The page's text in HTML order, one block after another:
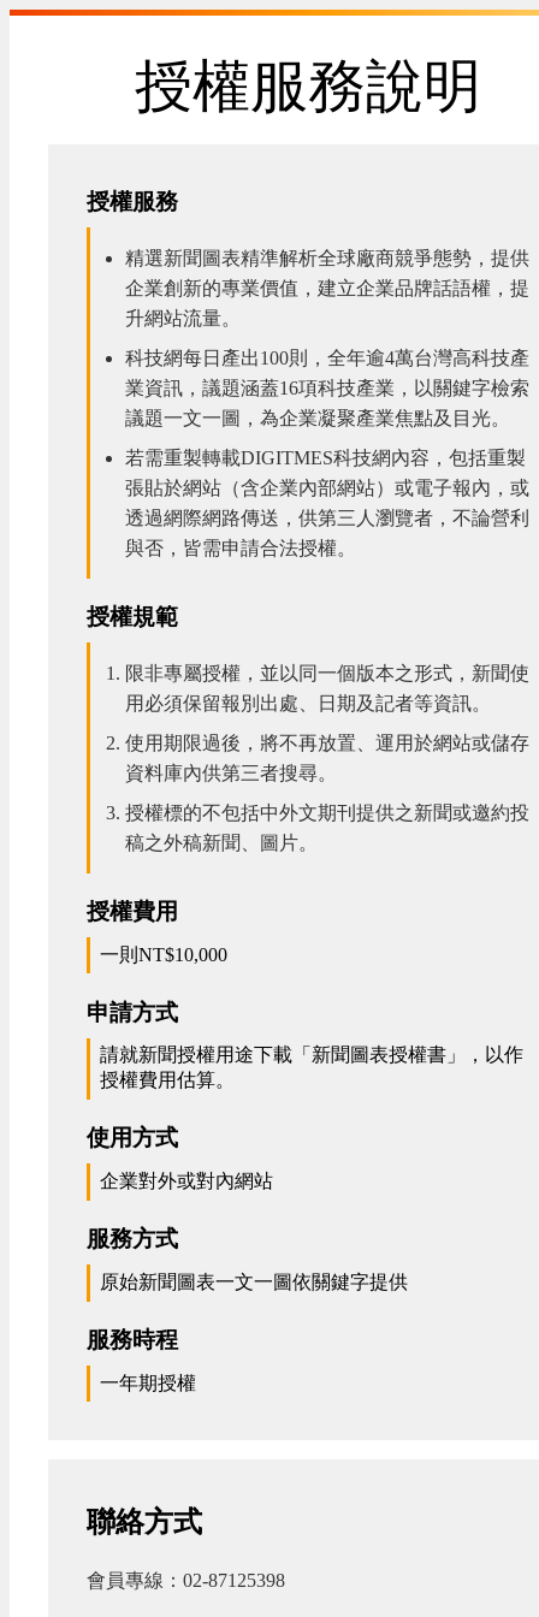
授權服務說明
授權服務
精選新聞圖表精準解析全球廠商競爭態勢，提供
企業創新的專業價值，建立企業品牌話語權，提
升網站流量。
科技網每日產出100則，全年逾4萬台灣高科技產
業資訊，議題涵蓋16項科技產業，以關鍵字檢索
議題一文一圖，為企業凝聚產業焦點及目光。
若需重製轉載DIGITMES科技網內容，包括重製
張貼於網站（含企業內部網站）或電子報內，或
透過網際網路傳送，供第三人瀏覽者，不論營利
與否，皆需申請合法授權。
授權規範
限非專屬授權，並以同一個版本之形式，新聞使
用必須保留報別出處、日期及記者等資訊。
使用期限過後，將不再放置、運用於網站或儲存
資料庫內供第三者搜尋。
授權標的不包括中外文期刊提供之新聞或邀約投
稿之外稿新聞、圖片。
授權費用
一則NT$10,000
申請方式
請就新聞授權用途下載「新聞圖表授權書」，以作
授權費用估算。
使用方式
企業對外或對內網站
服務方式
原始新聞圖表一文一圖依關鍵字提供
服務時程
一年期授權
聯絡方式
會員專線：02-87125398